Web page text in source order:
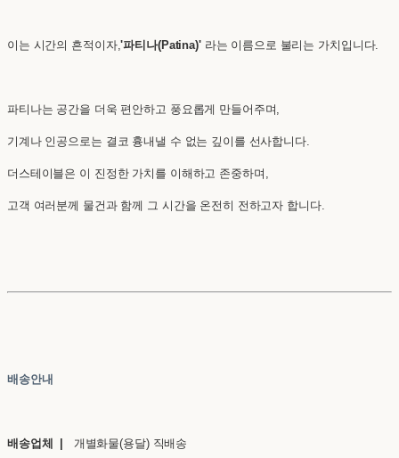
이는 시간의 흔적이자,'파티나(Patina)'라는 이름으로 불리는 가치입니다.
파티나는 공간을 더욱 편안하고 풍요롭게 만들어주며,
기계나 인공으로는 결코 흉내낼 수 없는 깊이를 선사합니다.
더스테이블은 이 진정한 가치를 이해하고 존중하며,
고객 여러분께 물건과 함께 그 시간을 온전히 전하고자 합니다.
배송안내
배송업체 | 개별화물(용달) 직배송